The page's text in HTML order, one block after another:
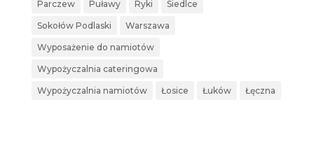
Parczew Puławy Ryki Siedlce
Sokołów Podlaski Warszawa
Wyposażenie do namiotów
Wypożyczalnia cateringowa
Wypożyczalnia namiotów Łosice Łuków Łęczna